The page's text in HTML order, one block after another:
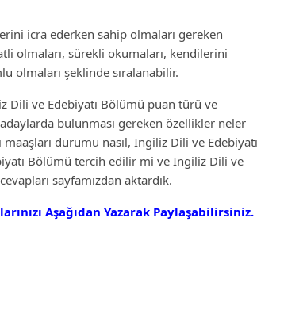
icra ederken sahip olmaları gereken
olmaları, sürekli okumaları, kendilerini
olmaları şeklinde sıralanabilir.
Dili ve Edebiyatı Bölümü puan türü ve
bulunması gereken özellikler neler
durumu nasıl, İngiliz Dili ve Edebiyatı
Bölümü tercih edilir mi ve İngiliz Dili ve
sayfamızdan aktardık.
Aşağıdan Yazarak Paylaşabilirsiniz.